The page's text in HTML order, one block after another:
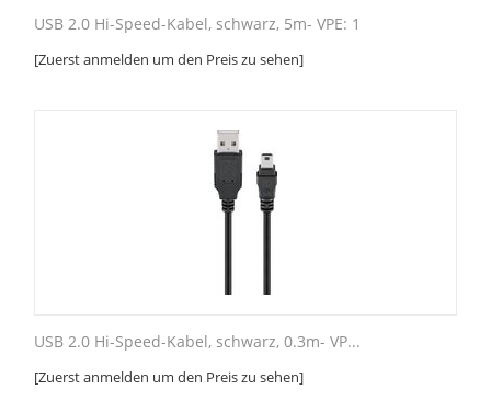
USB 2.0 Hi-Speed-Kabel, schwarz, 5m- VPE: 1
[Zuerst anmelden um den Preis zu sehen]
USB 2.0 Hi-Speed-Kabel, schwarz, 0.3m- VP...
[Zuerst anmelden um den Preis zu sehen]